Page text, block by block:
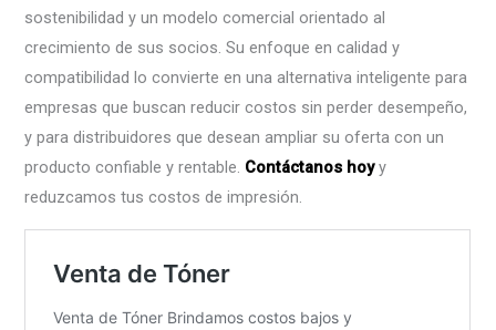
sostenibilidad y un modelo comercial orientado al
crecimiento de sus socios. Su enfoque en calidad y
compatibilidad lo convierte en una alternativa inteligente para
empresas que buscan reducir costos sin perder desempeño,
y para distribuidores que desean ampliar su oferta con un
producto confiable y rentable. Contáctanos hoyy
reduzcamos tus costos de impresión.